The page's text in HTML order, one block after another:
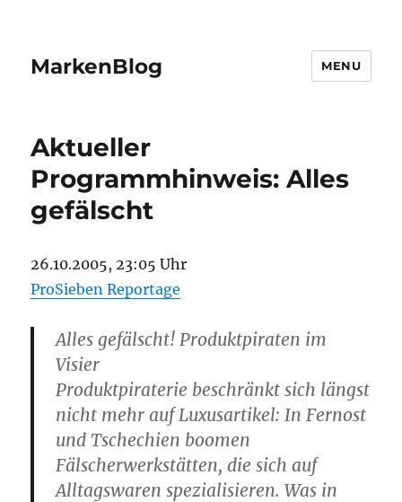
MarkenBlog MENU
Aktueller
Programmhinweis: Alles
gefälscht
26.10.2005, 23:05 Uhr
ProSieben Reportage
Alles gefälscht! Produktpiraten im
Visier
Produktpiraterie beschränkt sich längst
nicht mehr auf Luxusartikel: In Fernost
und Tschechien boomen
Fälscherwerkstätten, die sich auf
Alltagswaren spezialisieren. Was in